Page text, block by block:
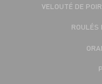
VELOUTÉ DE
ROULÉS